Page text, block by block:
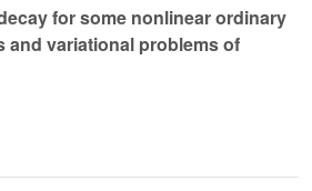
for some nonlinear ordinary
and variational problems of